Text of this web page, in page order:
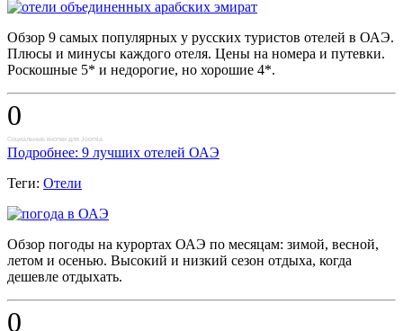
Обзор 9 самых популярных у русских туристов отелей в ОАЭ.
Плюсы и минусы каждого отеля. Цены на номера и путевки.
Роскошные 5* и недорогие, но хорошие 4*.
0
Социальные кнопки для Joomla
Подробнее: 9 лучших отелей ОАЭ
Теги: Отели
Обзор погоды на курортах ОАЭ по месяцам: зимой, весной,
летом и осенью. Высокий и низкий сезон отдыха, когда
дешевле отдыхать.
0